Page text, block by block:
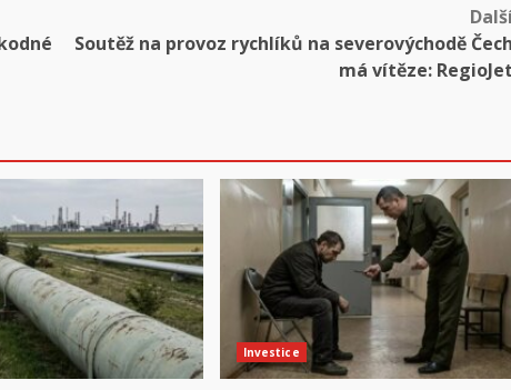
Soutěž na provoz rychlíků na severovýchodě
má vítěze:
Investice